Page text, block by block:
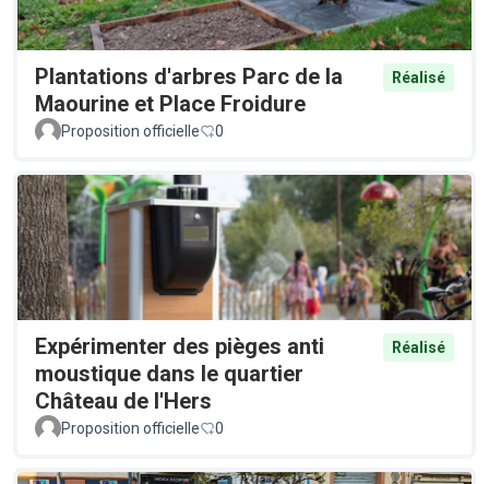
Plantations d'arbres Parc de la
Maourine et Place Froidure
Réalisé
Proposition officielle 0
Expérimenter des pièges anti
moustique dans le quartier
Château de l'Hers
Réalisé
Proposition officielle 0